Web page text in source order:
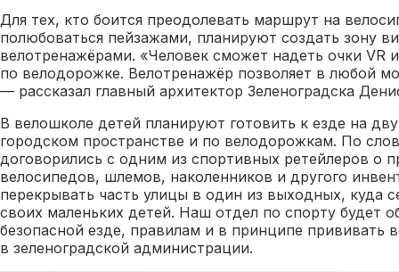
Для тех, кто боится преодолевать маршрут на
полюбоваться пейзажами, планируют создать зону
велотренажёрами. «Человек сможет надеть очки VR
по велодорожке. Велотренажёр позволяет в любой
— рассказал главный архитектор Зеленоградска
В велошколе детей планируют готовить к езде на
городском пространстве и по велодорожкам. По
договорились с одним из спортивных ретейлеров о
велосипедов, шлемов, наколенников и другого
перекрывать часть улицы в один из выходных, куда
своих маленьких детей. Наш отдел по спорту будет
безопасной езде, правилам и в принципе прививать
в зеленоградской администрации.